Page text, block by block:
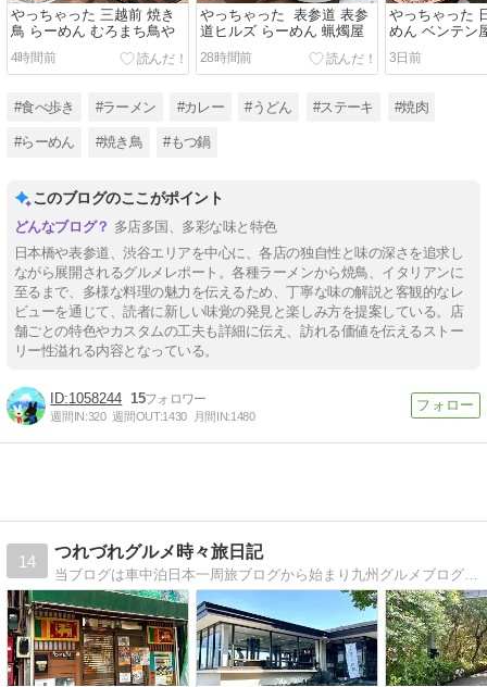
やっちゃった 三越前 焼き
鳥 らーめん むろまち鳥や
4時間前
やっちゃった 表参道 表参
道ヒルズ らーめん 蝋燭屋
28時間前
やっちゃった
めん ベンテン
3日前
#食べ歩き #ラーメン #カレー #うどん #ステーキ #焼肉
#らーめん #焼き鳥 #もつ鍋
このブログのここがポイント
多店多国、多彩な味と特色
日本橋や表参道、渋谷エリアを中心に、各店の独自性と味の深さを追求し
ながら展開されるグルメレポート。各種ラーメンから焼鳥、イタリアンに
至るまで、多様な料理の魅力を伝えるため、丁寧な味の解説と客観的なレ
ビューを通じて、読者に新しい味覚の発見と楽しみ方を提案している。店
舗ごとの特色やカスタムの工夫も詳細に伝え、訪れる価値を伝えるストー
リー性溢れる内容となっている。
1058244 15
週間IN:320 週間OUT:1430 月間IN:1480
14
つれづれグルメ時々旅日記
当ブログは車中泊日本一周旅ブログから始まり九州グルメブログとなり、現在は東京界隈グルメブログへと移り変わっています。